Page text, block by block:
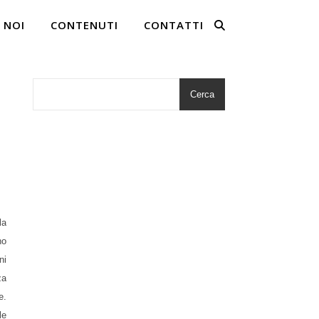
NOI CONTENUTI CONTATTI
Cerca